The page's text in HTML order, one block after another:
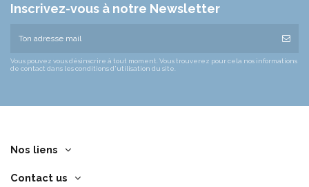
Inscrivez-vous à notre Newsletter
Vous pouvez vous désinscrire à tout moment. Vous trouverez pour cela nos informations
de contact dans les conditions d'utilisation du site.
Nos liens
Contact us